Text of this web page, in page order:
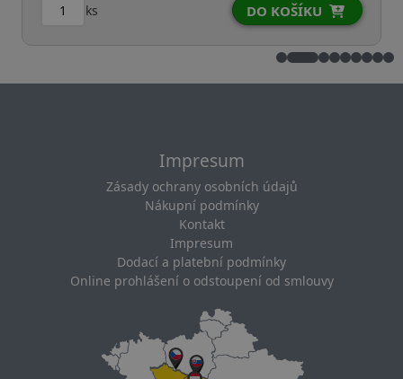
DO KOŠÍKU
Impresum
Zásady ochrany osobních údajů
Nákupní podmínky
Kontakt
Impresum
Dodací a platební podmínky
Online prohlášení o odstoupení od smlouvy